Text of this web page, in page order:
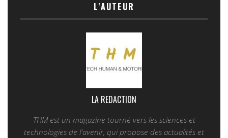
L'AUTEUR
LA REDACTION
THM est un magazine tourné vers les sciences et
technologies de l'avenir, qui propose des actualités et